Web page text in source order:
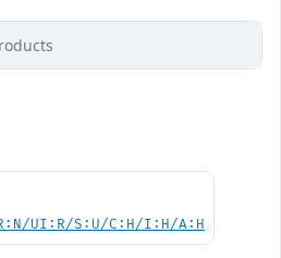
UI:R/S:U/C:H/I:H/A:H